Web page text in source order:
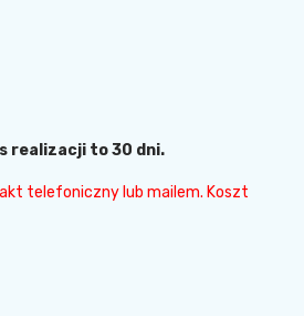
realizacji to 30 dni.
telefoniczny lub mailem. Koszt